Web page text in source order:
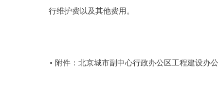
行维护费以及其他费用。
附件：北京城市副中心行政办公区工程建设办